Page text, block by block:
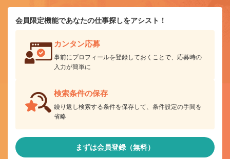
会員限定機能であなたの仕事探しをアシスト！
カンタン応募
事前にプロフィールを登録しておくことで、応募時の
入力が簡単に
検索条件の保存
繰り返し検索する条件を保存して、条件設定の手間を
省略
まずは会員登録（無料）